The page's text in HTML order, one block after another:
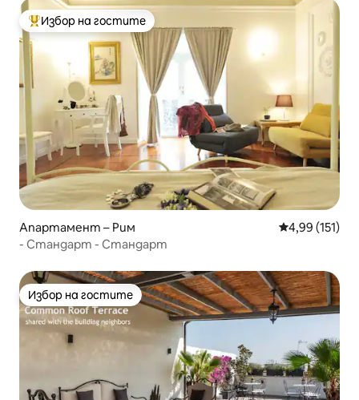
Най-популярен избор на гостите
Избор на гостите
Апартамент – Рим Средна
4,99 (151)
- Стандарт - Стандарт
Избор на гостите
Избор на гостите